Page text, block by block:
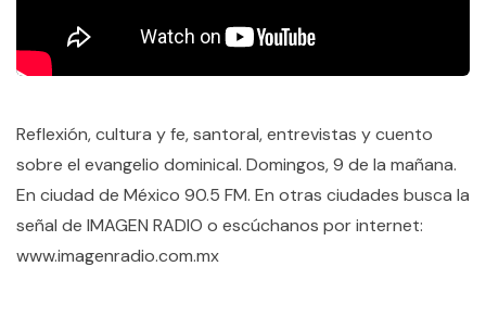
Reflexión, cultura y fe, santoral, entrevistas y cuento
sobre el evangelio dominical. Domingos, 9 de la mañana.
En ciudad de México 90.5 FM. En otras ciudades busca la
señal de IMAGEN RADIO o escúchanos por internet:
www.imagenradio.com.mx